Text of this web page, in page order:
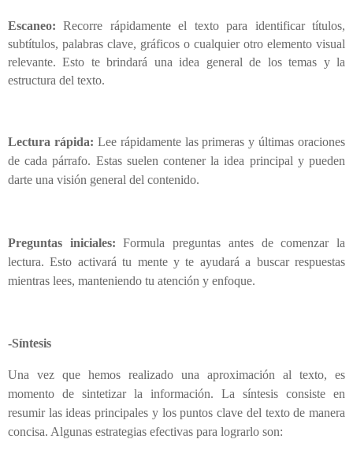
Escaneo: Recorre rápidamente el texto para identificar títulos,
subtítulos, palabras clave, gráficos o cualquier otro elemento visual
relevante. Esto te brindará una idea general de los temas y la
estructura del texto.
Lectura rápida: Lee rápidamente las primeras y últimas oraciones
de cada párrafo. Estas suelen contener la idea principal y pueden
darte una visión general del contenido.
Preguntas iniciales:Formula preguntas antes de comenzar la
lectura. Esto activará tu mente y te ayudará a buscar respuestas
mientras lees, manteniendo tu atención y enfoque.
-Síntesis
Una vez que hemos realizado una aproximación al texto, es
momento de sintetizar la información. La síntesis consiste en
resumir las ideas principales y los puntos clave del texto de manera
concisa. Algunas estrategias efectivas para lograrlo son: